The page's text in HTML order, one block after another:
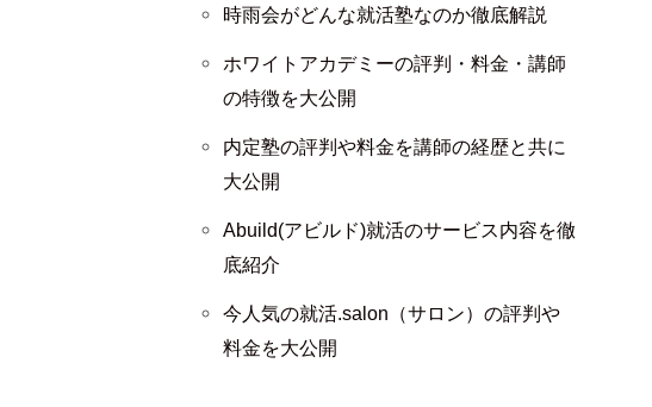
時雨会がどんな就活塾なのか徹底解説
ホワイトアカデミーの評判・料金・講師
の特徴を大公開
内定塾の評判や料金を講師の経歴と共に
大公開
Abuild(アビルド)就活のサービス内容を徹
底紹介
今人気の就活.salon（サロン）の評判や
料金を大公開